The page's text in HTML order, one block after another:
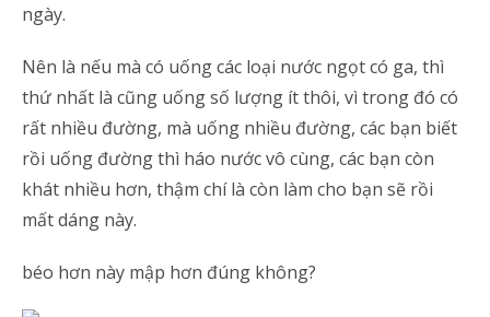
ngày.
Nên là nếu mà có uống các loại nước ngọt có ga, thì
thứ nhất là cũng uống số lượng ít thôi, vì trong đó có
rất nhiều đường, mà uống nhiều đường, các bạn biết
rồi uống đường thì háo nước vô cùng, các bạn còn
khát nhiều hơn, thậm chí là còn làm cho bạn sẽ rồi
mất dáng này.
béo hơn này mập hơn đúng không?